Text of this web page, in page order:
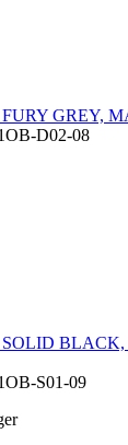
GREY,
D02-08
SOLID
S01-09